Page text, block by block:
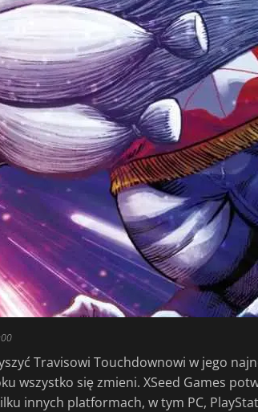
Travisowi Touchdownowi w jego
wszystko się zmieni. XSeed Games
innych platformach, w tym PC,